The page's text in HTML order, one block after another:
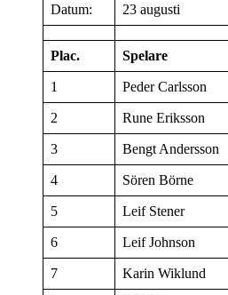
Datum: 23 augusti
Plac. Spelare
1 Peder Carlsson
2 Rune Eriksson
3 Bengt Andersson
4 Sören Börne
5 Leif Stener
6 Leif Johnson
7 Karin Wiklund